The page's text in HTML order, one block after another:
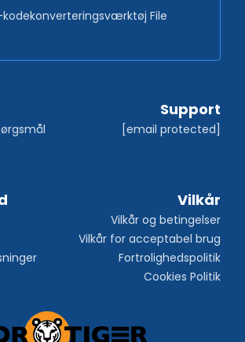
kodekonverteringsværktøj File
Support
[email protected]
Vilkår
Vilkår og betingelser
Vilkår for acceptabel brug
Fortrolighedspolitik
Cookies Politik